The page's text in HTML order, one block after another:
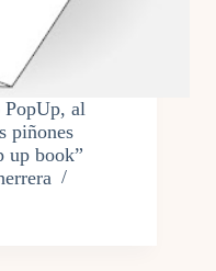
al
piñones
up book”